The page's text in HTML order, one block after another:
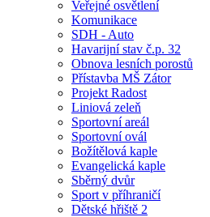
Veřejné osvětlení
Komunikace
SDH - Auto
Havarijní stav č.p. 32
Obnova lesních porostů
Přístavba MŠ Zátor
Projekt Radost
Liniová zeleň
Sportovní areál
Sportovní ovál
Božítělová kaple
Evangelická kaple
Sběrný dvůr
Sport v příhraničí
Dětské hřiště 2